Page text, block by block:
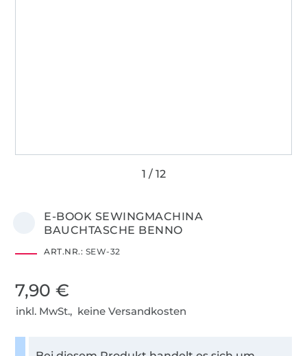
E-BOOK SEWINGMACHINA
BAUCHTASCHE BENNO
ART.NR.: SEW-32
7,90 €
inkl. MwSt., keine Versandkosten